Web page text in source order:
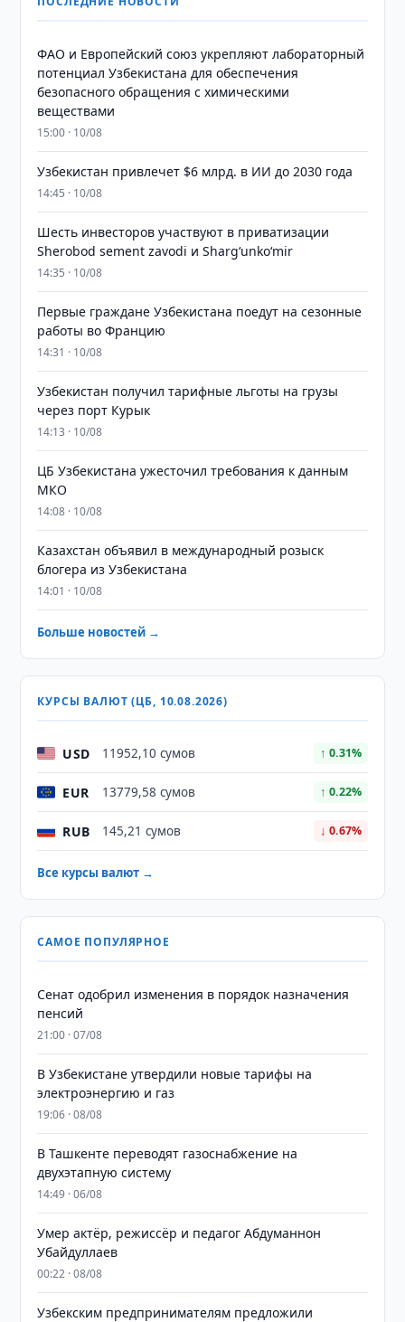
ФАО и Европейский союз укрепляют лабораторный
потенциал Узбекистана для обеспечения
безопасного обращения с химическими
веществами
15:00 · 10/08
Узбекистан привлечет $6 млрд. в ИИ до 2030 года
14:45 · 10/08
Шесть инвесторов участвуют в приватизации
Sherobod sement zavodi и Shargʻunkoʻmir
14:35 · 10/08
Первые граждане Узбекистана поедут на сезонные
работы во Францию
14:31 · 10/08
Узбекистан получил тарифные льготы на грузы
через порт Курык
14:13 · 10/08
ЦБ Узбекистана ужесточил требования к данным
МКО
14:08 · 10/08
Казахстан объявил в международный розыск
блогера из Узбекистана
14:01 · 10/08
Больше новостей →
КУРСЫ ВАЛЮТ (ЦБ, 10.08.2026)
USD 11952,10 сумов ↑ 0.31%
EUR 13779,58 сумов ↑ 0.22%
RUB 145,21 сумов ↓ 0.67%
Все курсы валют →
САМОЕ ПОПУЛЯРНОЕ
Сенат одобрил изменения в порядок назначения
пенсий
21:00 · 07/08
В Узбекистане утвердили новые тарифы на
электроэнергию и газ
19:06 · 08/08
В Ташкенте переводят газоснабжение на
двухэтапную систему
14:49 · 06/08
Умер актёр, режиссёр и педагог Абдуманнон
Убайдуллаев
00:22 · 08/08
Узбекским предпринимателям предложили